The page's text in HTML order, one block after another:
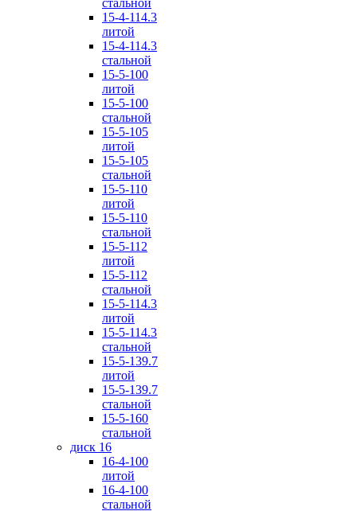
стальной
15-4-114.3
литой
15-4-114.3
стальной
15-5-100
литой
15-5-100
стальной
15-5-105
литой
15-5-105
стальной
15-5-110
литой
15-5-110
стальной
15-5-112
литой
15-5-112
стальной
15-5-114.3
литой
15-5-114.3
стальной
15-5-139.7
литой
15-5-139.7
стальной
15-5-160
стальной
диск 16
16-4-100
литой
16-4-100
стальной